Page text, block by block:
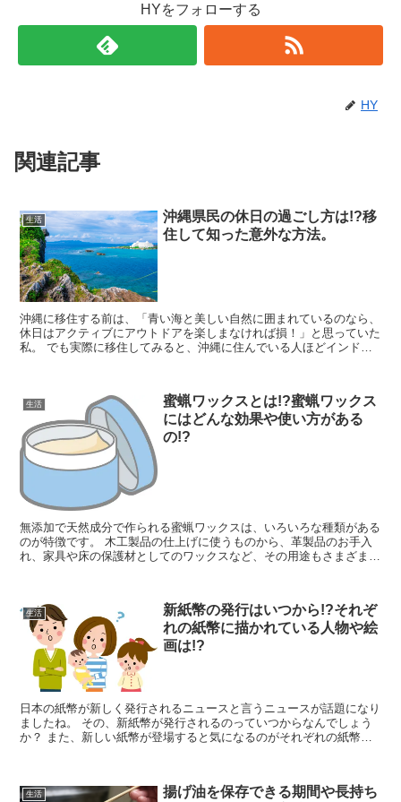
HYをフォローする
HY
関連記事
生活
沖縄県民の休日の過ごし方は!?移
住して知った意外な方法。
沖縄に移住する前は、「青い海と美しい自然に囲まれているのなら、
休日はアクティブにアウトドアを楽しまなければ損！」と思っていた
私。 でも実際に移住してみると、沖縄に住んでいる人ほどインドア
生活
蜜蝋ワックスとは!?蜜蝋ワックス
にはどんな効果や使い方がある
の!?
無添加で天然成分で作られる蜜蝋ワックスは、いろいろな種類がある
のが特徴です。 木工製品の仕上げに使うものから、革製品のお手入
れ、家具や床の保護材としてのワックスなど、その用途もさまざまで
生活
新紙幣の発行はいつから!?それぞ
れの紙幣に描かれている人物や絵
画は!?
日本の紙幣が新しく発行されるニュースと言うニュースが話題になり
ましたね。 その、新紙幣が発行されるのっていつからなんでしょう
か？ また、新しい紙幣が登場すると気になるのがそれぞれの紙幣に
生活
揚げ油を保存できる期間や長持ち